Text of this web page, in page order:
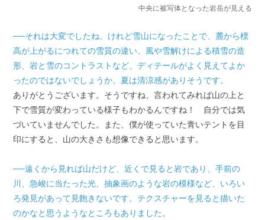
中央に被写体となった岩岳が見える
──それは大変でしたね。けれど雪山になったことで、麓から標
高が上がるにつれての雪質の違い、風や雪解けによる積雪の造
形、岩と雪のコントラストなど、ディテールがよく見えてよか
ったのではないでしょうか。夏は清涼感がありそうです。
ありがとうございます。そうですね、言われてみれば山の上と
下で雪質が変わっている様子もわかるんですね！ 自分では気
づいていませんでした。また、僕が使っていた青いテントを目
印にすると、山の大きさも想像できると思います。
──遠くから見れば山だけど、近くで見ると岩であり、手前の
川、急峻に当たった光、抽象画のような岩の模様など、いろい
ろ発見があって見飽きないです。テクスチャーを見ると描いた
のかなと思うようなところもありました。